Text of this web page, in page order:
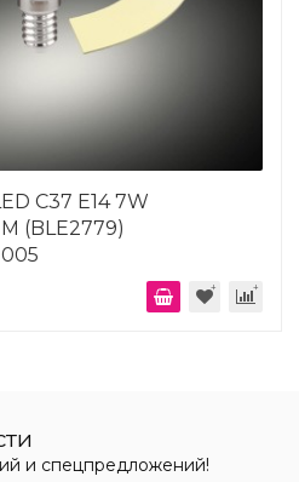
C37 Е14 7W
(BLE2779)
и спецпредложений!